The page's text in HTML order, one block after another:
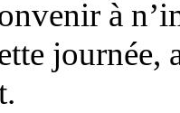
à
journée,